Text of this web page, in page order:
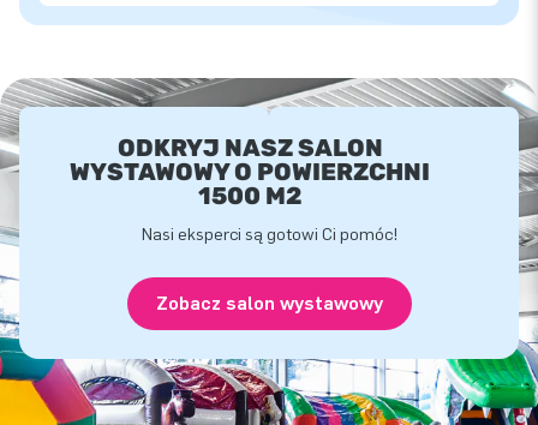
ODKRYJ NASZ SALON
WYSTAWOWY O POWIERZCHNI
1500 M2
Nasi eksperci są gotowi Ci pomóc!
Zobacz salon wystawowy